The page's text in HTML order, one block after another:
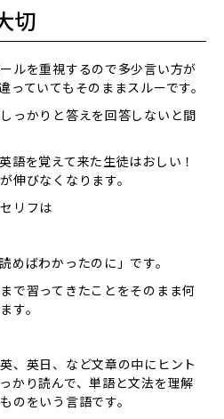
切
ルを重視するので多少言い方が
っていてもそのままスルーです。
っかりと答えを回答しないと間
語を覚えて来た生徒はおしい！
伸びなくなります。
リフは
めばわかったのに」です。
で習ってきたことをそのまま何
す。
、英日、など文章の中にヒント
かり読んで、単語と文法を理解
のをいう言語です。